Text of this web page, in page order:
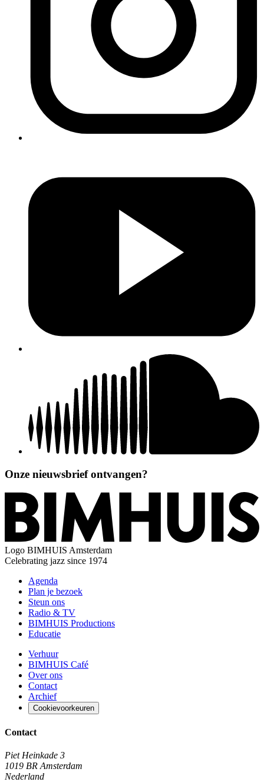
Onze nieuwsbrief ontvangen?
Logo BIMHUIS Amsterdam
Celebrating jazz since 1974
Agenda
Plan je bezoek
Steun ons
Radio & TV
BIMHUIS Productions
Educatie
Verhuur
BIMHUIS Café
Over ons
Contact
Archief
Cookievoorkeuren
Contact
Piet Heinkade 3
1019 BR Amsterdam
Nederland